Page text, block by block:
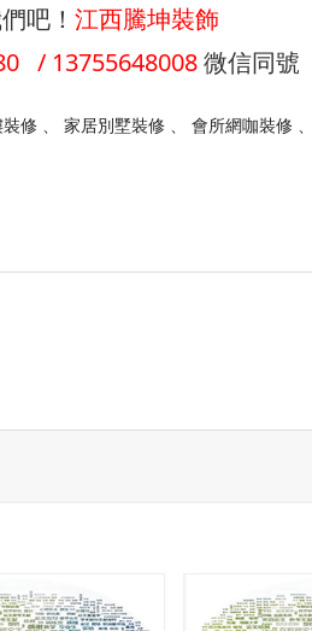
吧！ 江西騰坤裝飾
/ 13755648008微信同號
修、 家居別墅裝修、 會所網咖裝修